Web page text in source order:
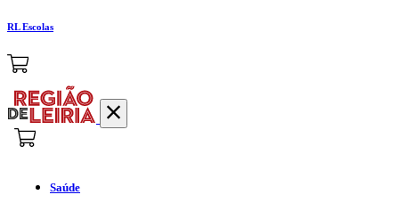
RL Escolas
Saúde